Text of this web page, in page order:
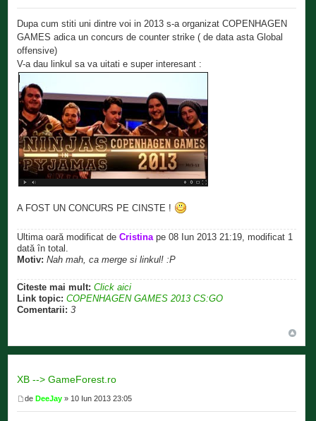
Dupa cum stiti uni dintre voi in 2013 s-a organizat COPENHAGEN
GAMES adica un concurs de counter strike ( de data asta Global
offensive)
V-a dau linkul sa va uitati e super interesant :
A FOST UN CONCURS PE CINSTE !
Ultima oară modificat deCristina pe 08 Iun 2013 21:19, modificat 1
dată în total.
Motiv: Nah mah, ca merge si linkul! :P
Citeste mai mult: Click aici
Link topic: COPENHAGEN GAMES 2013 CS:GO
Comentarii: 3
XB --> GameForest.ro
deDeeJay » 10 Iun 2013 23:05